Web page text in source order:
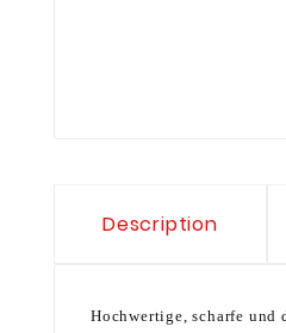
Description
Hochwertige, scharfe und